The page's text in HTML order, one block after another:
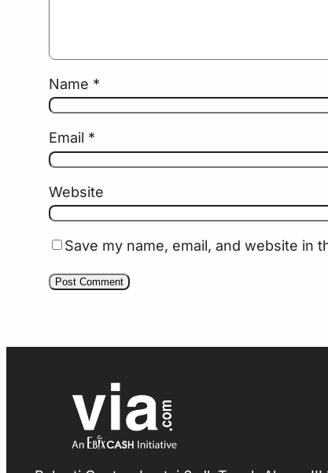
Name *
Email *
Website
Save my name, email, and website in